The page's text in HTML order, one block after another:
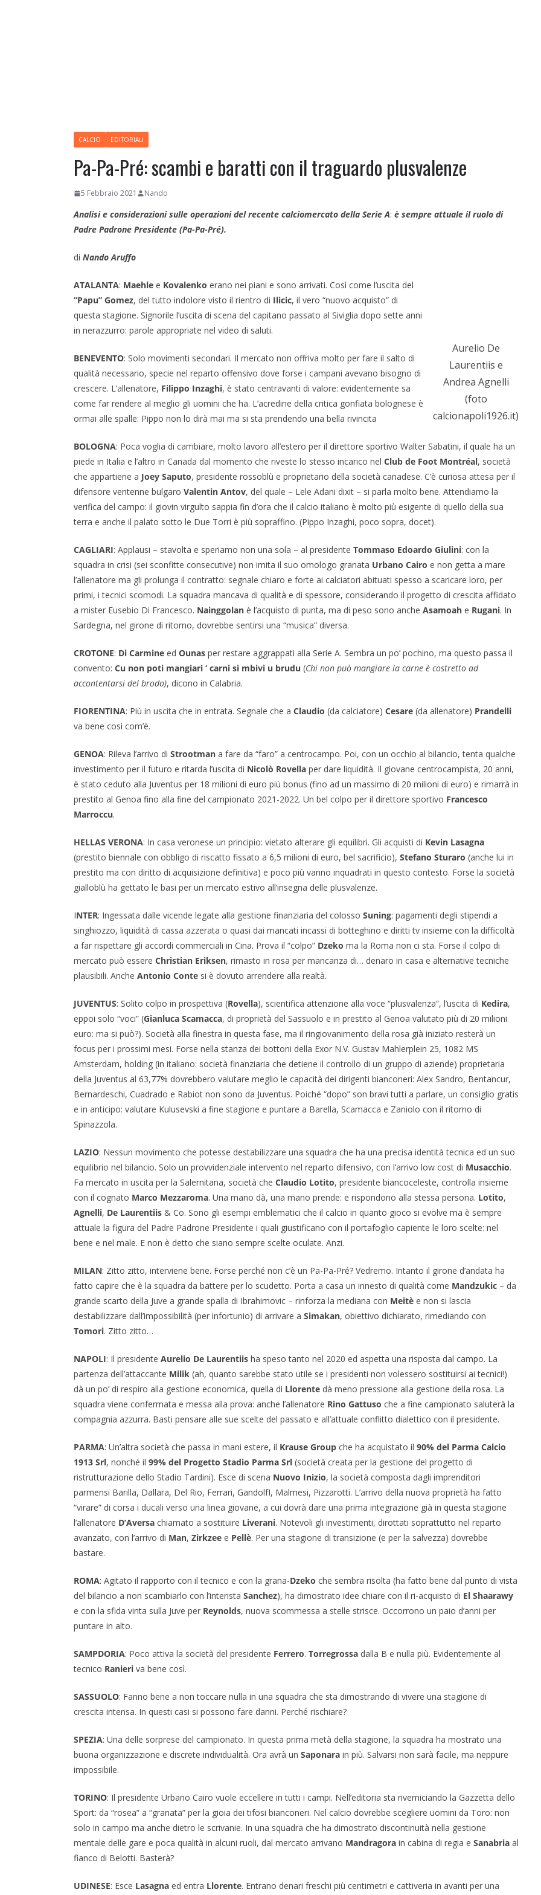
CALCIO EDITORIALI
Pa-Pa-Pré: scambi e baratti con il traguardo plusvalenze
5 Febbraio 2021 Nando
Analisi e considerazioni sulle operazioni del recente calciomercato della Serie A: è sempre attuale il ruolo di
Padre Padrone Presidente (Pa-Pa-Pré).
di Nando Aruffo
Aurelio De
Laurentiis e
Andrea Agnelli
(foto
calcionapoli1926.it)
ATALANTA: Maehle e Kovalenko erano nei piani e sono arrivati. Così come l’uscita del
“Papu” Gomez, del tutto indolore visto il rientro di Ilicic, il vero “nuovo acquisto” di
questa stagione. Signorile l’uscita di scena del capitano passato al Siviglia dopo sette anni
in nerazzurro: parole appropriate nel video di saluti.
BENEVENTO: Solo movimenti secondari. Il mercato non offriva molto per fare il salto di
qualità necessario, specie nel reparto offensivo dove forse i campani avevano bisogno di
crescere. L’allenatore, Filippo Inzaghi, è stato centravanti di valore: evidentemente sa
come far rendere al meglio gli uomini che ha. L’acredine della critica gonfiata bolognese è
ormai alle spalle: Pippo non lo dirà mai ma si sta prendendo una bella rivincita
BOLOGNA: Poca voglia di cambiare, molto lavoro all’estero per il direttore sportivo Walter Sabatini, il quale ha un
piede in Italia e l’altro in Canada dal momento che riveste lo stesso incarico nel Club de Foot Montréal, società
che appartiene a Joey Saputo, presidente rossoblù e proprietario della società canadese. C’è curiosa attesa per il
difensore ventenne bulgaro Valentin Antov, del quale – Lele Adani dixit – si parla molto bene. Attendiamo la
verifica del campo: il giovin virgulto sappia fin d’ora che il calcio italiano è molto più esigente di quello della sua
terra e anche il palato sotto le Due Torri è più sopraffino. (Pippo Inzaghi, poco sopra, docet).
CAGLIARI: Applausi – stavolta e speriamo non una sola – al presidente Tommaso Edoardo Giulini: con la
squadra in crisi (sei sconfitte consecutive) non imita il suo omologo granata Urbano Cairo e non getta a mare
l’allenatore ma gli prolunga il contratto: segnale chiaro e forte ai calciatori abituati spesso a scaricare loro, per
primi, i tecnici scomodi. La squadra mancava di qualità e di spessore, considerando il progetto di crescita affidato
a mister Eusebio Di Francesco. Nainggolan è l’acquisto di punta, ma di peso sono anche Asamoah e Rugani. In
Sardegna, nel girone di ritorno, dovrebbe sentirsi una “musica” diversa.
CROTONE: Di Carmine ed Ounas per restare aggrappati alla Serie A. Sembra un po’ pochino, ma questo passa il
convento: Cu non poti mangiari ‘ carni si mbivi u brudu (Chi non può mangiare la carne è costretto ad
accontentarsi del brodo), dicono in Calabria.
FIORENTINA: Più in uscita che in entrata. Segnale che a Claudio (da calciatore) Cesare (da allenatore) Prandelli
va bene così com’è.
GENOA: Rileva l’arrivo di Strootman a fare da “faro” a centrocampo. Poi, con un occhio al bilancio, tenta qualche
investimento per il futuro e ritarda l’uscita di Nicolò Rovella per dare liquidità. Il giovane centrocampista, 20 anni,
è stato ceduto alla Juventus per 18 milioni di euro più bonus (fino ad un massimo di 20 milioni di euro) e rimarrà in
prestito al Genoa fino alla fine del campionato 2021-2022. Un bel colpo per il direttore sportivo Francesco
Marroccu.
HELLAS VERONA: In casa veronese un principio: vietato alterare gli equilibri. Gli acquisti di Kevin Lasagna
(prestito biennale con obbligo di riscatto fissato a 6,5 milioni di euro, bel sacrificio), Stefano Sturaro (anche lui in
prestito ma con diritto di acquisizione definitiva) e poco più vanno inquadrati in questo contesto. Forse la società
gialloblù ha gettato le basi per un mercato estivo all’insegna delle plusvalenze.
INTER: Ingessata dalle vicende legate alla gestione finanziaria del colosso Suning: pagamenti degli stipendi a
singhiozzo, liquidità di cassa azzerata o quasi dai mancati incassi di botteghino e diritti tv insieme con la difficoltà
a far rispettare gli accordi commerciali in Cina. Prova il “colpo” Dzeko ma la Roma non ci sta. Forse il colpo di
mercato può essere Christian Eriksen, rimasto in rosa per mancanza di… denaro in casa e alternative tecniche
plausibili. Anche Antonio Conte si è dovuto arrendere alla realtà.
JUVENTUS: Solito colpo in prospettiva (Rovella), scientifica attenzione alla voce “plusvalenza”, l’uscita di Kedira,
eppoi solo “voci” (Gianluca Scamacca, di proprietà del Sassuolo e in prestito al Genoa valutato più di 20 milioni
euro: ma si può?). Società alla finestra in questa fase, ma il ringiovanimento della rosa già iniziato resterà un
focus per i prossimi mesi. Forse nella stanza dei bottoni della Exor N.V. Gustav Mahlerplein 25, 1082 MS
Amsterdam, holding (in italiano: società finanziaria che detiene il controllo di un gruppo di aziende) proprietaria
della Juventus al 63,77% dovrebbero valutare meglio le capacità dei dirigenti bianconeri: Alex Sandro, Bentancur,
Bernardeschi, Cuadrado e Rabiot non sono da Juventus. Poiché “dopo” son bravi tutti a parlare, un consiglio gratis
e in anticipo: valutare Kulusevski a fine stagione e puntare a Barella, Scamacca e Zaniolo con il ritorno di
Spinazzola.
LAZIO: Nessun movimento che potesse destabilizzare una squadra che ha una precisa identità tecnica ed un suo
equilibrio nel bilancio. Solo un provvidenziale intervento nel reparto difensivo, con l’arrivo low cost di Musacchio.
Fa mercato in uscita per la Salernitana, società che Claudio Lotito, presidente biancoceleste, controlla insieme
con il cognato Marco Mezzaroma. Una mano dà, una mano prende: e rispondono alla stessa persona. Lotito,
Agnelli, De Laurentiis & Co. Sono gli esempi emblematici che il calcio in quanto gioco si evolve ma è sempre
attuale la figura del Padre Padrone Presidente i quali giustificano con il portafoglio capiente le loro scelte: nel
bene e nel male. E non è detto che siano sempre scelte oculate. Anzi.
MILAN: Zitto zitto, interviene bene. Forse perché non c’è un Pa-Pa-Pré? Vedremo. Intanto il girone d’andata ha
fatto capire che è la squadra da battere per lo scudetto. Porta a casa un innesto di qualità come Mandzukic – da
grande scarto della Juve a grande spalla di Ibrahimovic – rinforza la mediana con Meitè e non si lascia
destabilizzare dall’impossibilità (per infortunio) di arrivare a Simakan, obiettivo dichiarato, rimediando con
Tomori. Zitto zitto…
NAPOLI: Il presidente Aurelio De Laurentiis ha speso tanto nel 2020 ed aspetta una risposta dal campo. La
partenza dell’attaccante Milik (ah, quanto sarebbe stato utile se i presidenti non volessero sostituirsi ai tecnici!)
dà un po’ di respiro alla gestione economica, quella di Llorente dà meno pressione alla gestione della rosa. La
squadra viene confermata e messa alla prova: anche l’allenatore Rino Gattuso che a fine campionato saluterà la
compagnia azzurra. Basti pensare alle sue scelte del passato e all’attuale conflitto dialettico con il presidente.
PARMA: Un’altra società che passa in mani estere, il Krause Group che ha acquistato il 90% del Parma Calcio
1913 Srl, nonché il 99% del Progetto Stadio Parma Srl (società creata per la gestione del progetto di
ristrutturazione dello Stadio Tardini). Esce di scena Nuovo Inizio, la società composta dagli imprenditori
parmensi Barilla, Dallara, Del Rio, Ferrari, GandolfI, Malmesi, Pizzarotti. L’arrivo della nuova proprietà ha fatto
“virare” di corsa i ducali verso una linea giovane, a cui dovrà dare una prima integrazione già in questa stagione
l’allenatore D’Aversa chiamato a sostituire Liverani. Notevoli gli investimenti, dirottati soprattutto nel reparto
avanzato, con l’arrivo di Man, Zirkzee e Pellè. Per una stagione di transizione (e per la salvezza) dovrebbe
bastare.
ROMA: Agitato il rapporto con il tecnico e con la grana-Dzeko che sembra risolta (ha fatto bene dal punto di vista
del bilancio a non scambiarlo con l’interista Sanchez), ha dimostrato idee chiare con il ri-acquisto di El Shaarawy
e con la sfida vinta sulla Juve per Reynolds, nuova scommessa a stelle strisce. Occorrono un paio d’anni per
puntare in alto.
SAMPDORIA: Poco attiva la società del presidente Ferrero. Torregrossa dalla B e nulla più. Evidentemente al
tecnico Ranieri va bene così.
SASSUOLO: Fanno bene a non toccare nulla in una squadra che sta dimostrando di vivere una stagione di
crescita intensa. In questi casi si possono fare danni. Perché rischiare?
SPEZIA: Una delle sorprese del campionato. In questa prima metà della stagione, la squadra ha mostrato una
buona organizzazione e discrete individualità. Ora avrà un Saponara in più. Salvarsi non sarà facile, ma neppure
impossibile.
TORINO: Il presidente Urbano Cairo vuole eccellere in tutti i campi. Nell’editoria sta riverniciando la Gazzetta dello
Sport: da “rosea” a “granata” per la gioia dei tifosi bianconeri. Nel calcio dovrebbe scegliere uomini da Toro: non
solo in campo ma anche dietro le scrivanie. In una squadra che ha dimostrato discontinuità nella gestione
mentale delle gare e poca qualità in alcuni ruoli, dal mercato arrivano Mandragora in cabina di regia e Sanabria al
fianco di Belotti. Basterà?
UDINESE: Esce Lasagna ed entra Llorente. Entrano denari freschi più centimetri e cattiveria in avanti per una